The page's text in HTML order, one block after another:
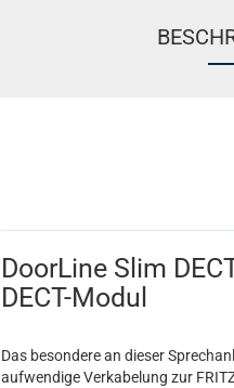
DoorLine Slim
DECT-Modul
Das besondere an dieser
aufwendige Verkabelung zur